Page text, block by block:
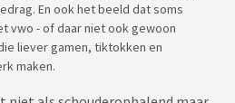
En ook het beeld dat soms
vwo - of daar niet ook gewoon
liever gamen, tiktokken en
maken.